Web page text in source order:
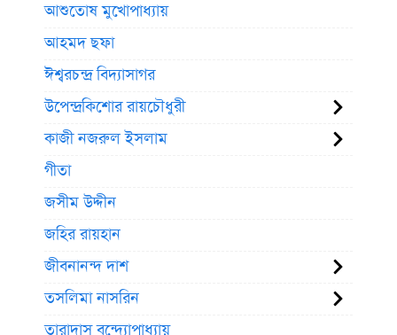
আশুতোষ মুখোপাধ্যায়
আহমদ ছফা
ঈশ্বরচন্দ্র বিদ্যাসাগর
উপেন্দ্রকিশোর রায়চৌধুরী
কাজী নজরুল ইসলাম
গীতা
জসীম উদ্দীন
জহির রায়হান
জীবনানন্দ দাশ
তসলিমা নাসরিন
তারাদাস বন্দ্যোপাধ্যায়